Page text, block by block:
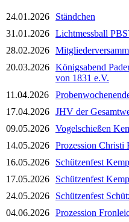
24.01.2026
Ständchen
31.01.2026 Lichtmessball
28.02.2026
20.03.2026 Königsabend
von 1831 e.V.
11.04.2026
17.04.2026 JHV der
09.05.2026 Vogelschießen
14.05.2026 Prozession
16.05.2026
Schützenfest
17.05.2026
Schützenfest
24.05.2026
Schützenfest
04.06.2026 Prozession